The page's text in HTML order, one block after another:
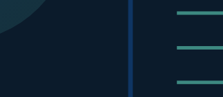
어 시스템
조리원이 유기적으로 연결된 '원스톱 케어
술 부위 회복과 통증 관리에 초점을 맞춘 프